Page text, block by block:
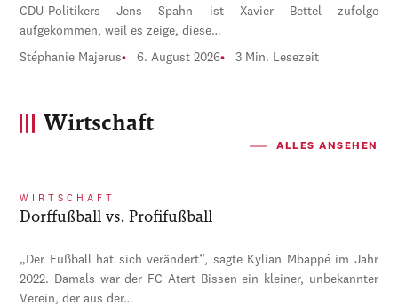
CDU-Politikers Jens Spahn ist Xavier Bettel zufolge
aufgekommen, weil es zeige, diese…
Stéphanie Majerus 6. August 2026 3 Min. Lesezeit
Wirtschaft
ALLES ANSEHEN
WIRTSCHAFT
Dorffußball vs. Profifußball
„Der Fußball hat sich verändert“, sagte Kylian Mbappé im Jahr
2022. Damals war der FC Atert Bissen ein kleiner, unbekannter
Verein, der aus der…